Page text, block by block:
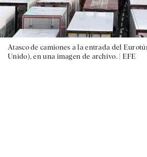
Atasco de camiones a la entrada del
Unido), en una imagen de archivo. | EFE